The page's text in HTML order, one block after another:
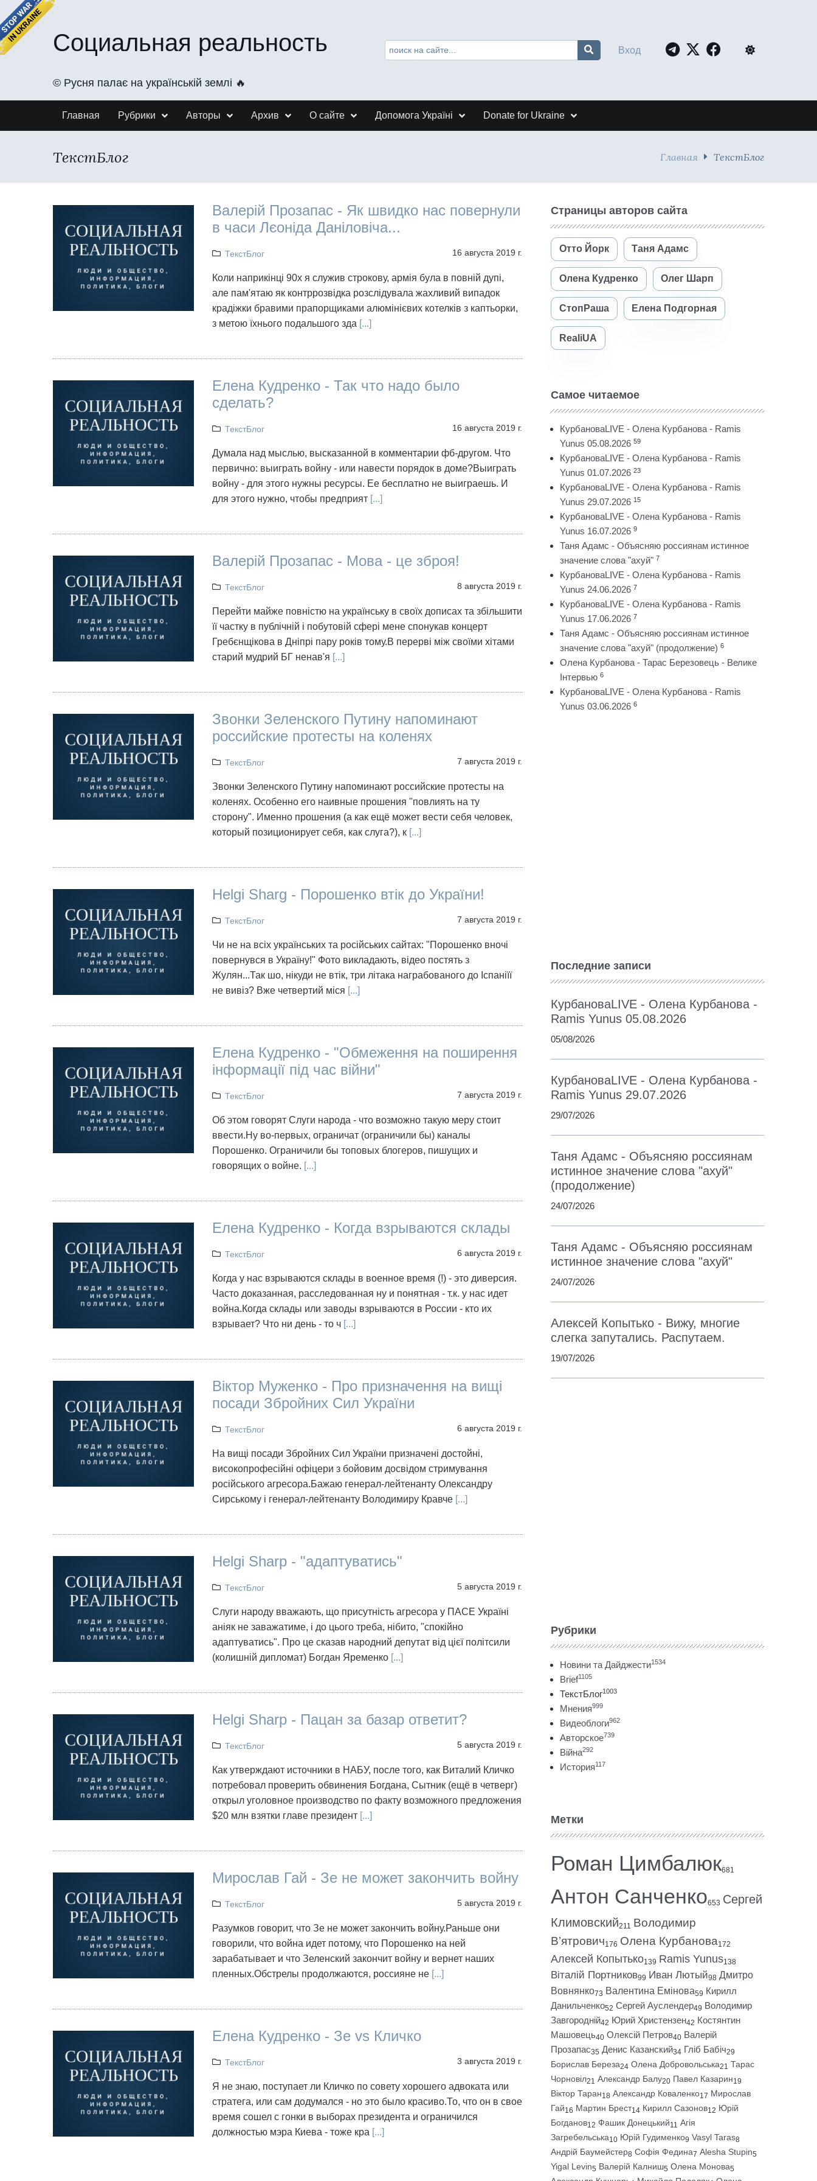
Социальная реальность
©️ Русня палає на українській землі 🔥
Вход
Главная Рубрики Авторы Архив О сайте Допомога Україні Donate for Ukraine
ТекстБлог Главная ТекстБлог
Валерій Прозапас - Як швидко нас повернули
в часи Лєоніда Даніловіча...
ТекстБлог 16 августа 2019 г.
Коли наприкінці 90х я служив строкову, армія була в повній дупі,
але пам'ятаю як контррозвідка розслідувала жахливий випадок
крадіжки бравими прапорщиками алюмінієвих котелків з каптьорки,
з метою їхнього подальшого зда [...]
Елена Кудренко - Так что надо было
сделать?
ТекстБлог 16 августа 2019 г.
Думала над мыслью, высказанной в комментарии фб-другом. Что
первично: выиграть войну - или навести порядок в доме?Выиграть
войну - для этого нужны ресурсы. Ее бесплатно не выиграешь. И
для этого нужно, чтобы предприят [...]
Валерій Прозапас - Мова - це зброя!
ТекстБлог 8 августа 2019 г.
Перейти майже повністю на українську в своїх дописах та збільшити
її частку в публічній і побутовій сфері мене спонукав концерт
Гребєнщікова в Дніпрі пару років тому.В перерві між своїми хітами
старий мудрий БГ ненав'я [...]
Звонки Зеленского Путину напоминают
российские протесты на коленях
ТекстБлог 7 августа 2019 г.
Звонки Зеленского Путину напоминают российские протесты на
коленях. Особенно его наивные прошения "повлиять на ту
сторону". Именно прошения (а как ещё может вести себя человек,
который позиционирует себя, как слуга?), к [...]
Helgi Sharg - Порошенко втік до України!
ТекстБлог 7 августа 2019 г.
Чи не на всіх українських та російських сайтах: "Порошенко вночі
повернувся в Україну!" Фото викладають, відео постять з
Жулян...Так шо, нікуди не втік, три літака награбованого до Іспаніїї
не вивіз? Вже четвертий міся [...]
Елена Кудренко - "Обмеження на поширення
інформації під час війни"
ТекстБлог 7 августа 2019 г.
Об этом говорят Слуги народа - что возможно такую меру стоит
ввести.Ну во-первых, ограничат (ограничили бы) каналы
Порошенко. Ограничили бы топовых блогеров, пишущих и
говорящих о войне. [...]
Елена Кудренко - Когда взрываются склады
ТекстБлог 6 августа 2019 г.
Когда у нас взрываются склады в военное время (!) - это диверсия.
Часто доказанная, расследованная ну и понятная - т.к. у нас идет
война.Когда склады или заводы взрываются в России - кто их
взрывает? Что ни день - то ч [...]
Віктор Муженко - Про призначення на вищі
посади Збройних Сил України
ТекстБлог 6 августа 2019 г.
На вищі посади Збройних Сил України призначені достойні,
високопрофесійні офіцери з бойовим досвідом стримування
російського агресора.Бажаю генерал-лейтенанту Олександру
Сирському і генерал-лейтенанту Володимиру Кравче [...]
Helgi Sharp - "адаптуватись"
ТекстБлог 5 августа 2019 г.
Слуги народу вважають, що присутність агресора у ПАСЕ Україні
аніяк не заважатиме, і до цього треба, нібито, "спокійно
адаптуватись". Про це сказав народний депутат від цієї політсили
(колишній дипломат) Богдан Яременко [...]
Helgi Sharp - Пацан за базар ответит?
ТекстБлог 5 августа 2019 г.
Как утверждают источники в НАБУ, после того, как Виталий Кличко
потребовал проверить обвинения Богдана, Сытник (ещё в четверг)
открыл уголовное производство по факту возможного предложения
$20 млн взятки главе президент [...]
Мирослав Гай - Зе не может закончить войну
ТекстБлог 5 августа 2019 г.
Разумков говорит, что Зе не может закончить войну.Раньше они
говорили, что война идет потому, что Порошенко на ней
зарабатывает и что Зеленский закончит войну и вернет наших
пленных.Обстрелы продолжаются, россияне не [...]
Елена Кудренко - Зе vs Кличко
ТекстБлог 3 августа 2019 г.
Я не знаю, поступает ли Кличко по совету хорошего адвоката или
стратега, или сам додумался - но это было красиво.То, что он в свое
время сошел с гонки в выборах президента и ограничился
должностью мэра Киева - тоже кра [...]
Страницы авторов сайта
Отто Йорк Таня Адамс
Олена Кудренко Олег Шарп
СтопРаша Елена Подгорная
RealiUA
Самое читаемое
КурбановаLIVE - Олена Курбанова - Ramis
Yunus 05.08.2026 59
КурбановаLIVE - Олена Курбанова - Ramis
Yunus 01.07.2026 23
КурбановаLIVE - Олена Курбанова - Ramis
Yunus 29.07.2026 15
КурбановаLIVE - Олена Курбанова - Ramis
Yunus 16.07.2026 9
Таня Адамс - Объясняю россиянам истинное
значение слова "ахуй" 7
КурбановаLIVE - Олена Курбанова - Ramis
Yunus 24.06.2026 7
КурбановаLIVE - Олена Курбанова - Ramis
Yunus 17.06.2026 7
Таня Адамс - Объясняю россиянам истинное
значение слова "ахуй" (продолжение) 6
Олена Курбанова - Тарас Березовець - Велике
Інтервью 6
КурбановаLIVE - Олена Курбанова - Ramis
Yunus 03.06.2026 6
Последние записи
КурбановаLIVE - Олена Курбанова -
Ramis Yunus 05.08.2026
05/08/2026
КурбановаLIVE - Олена Курбанова -
Ramis Yunus 29.07.2026
29/07/2026
Таня Адамс - Объясняю россиянам
истинное значение слова "ахуй"
(продолжение)
24/07/2026
Таня Адамс - Объясняю россиянам
истинное значение слова "ахуй"
24/07/2026
Алексей Копытько - Вижу, многие
слегка запутались. Распутаем.
19/07/2026
Рубрики
Новини та Дайджести1534
Brief1105
ТекстБлог1003
Мнения999
Видеоблоги962
Авторское739
Війна292
История117
Метки
Роман Цимбалюк681
Антон Санченко653 Сергей
Климовский211 Володимир
В’ятрович176 Олена Курбанова172
Алексей Копытько139 Ramis Yunus138
Віталій Портников99 Иван Лютый98 Дмитро
Вовнянко73 Валентина Емінова59 Кирилл
Данильченко52 Сергей Ауслендер49 Володимир
Завгородній42 Юрий Христензен42 Костянтин
Машовець40 Олексій Петров40 Валерій
Прозапас35 Денис Казанский34 Гліб Бабіч29
Борислав Береза24 Олена Добровольська21 Тарас
Чорновіл21 Александр Балу20 Павел Казарин19
Віктор Таран18 Александр Коваленко17 Мирослав
Гай16 Мартин Брест14 Кирилл Сазонов12 Юрій
Богданов12 Фашик Донецький11 Агія
Загребельська10 Юрій Гудименко9 Vasyl Taras8
Андрій Баумейстер8 Софія Федина7 Alesha Stupin5
Yigal Levin5 Валерій Калниш5 Олена Монова5